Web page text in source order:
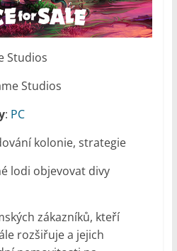
Studios
Studios
: PC
kolonie, strategie
lodi objevovat divy
zákazníků, kteří
rozšiřuje a jejich